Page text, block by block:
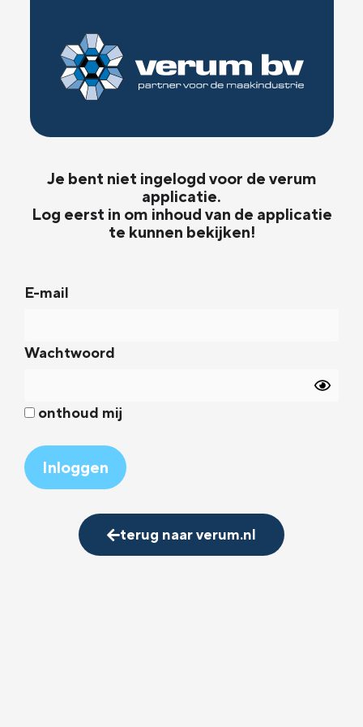
Je bent niet ingelogd voor de verum
applicatie.
Log eerst in om inhoud van de applicatie
te kunnen bekijken!
E-mail
Wachtwoord
onthoud mij
terug naar verum.nl